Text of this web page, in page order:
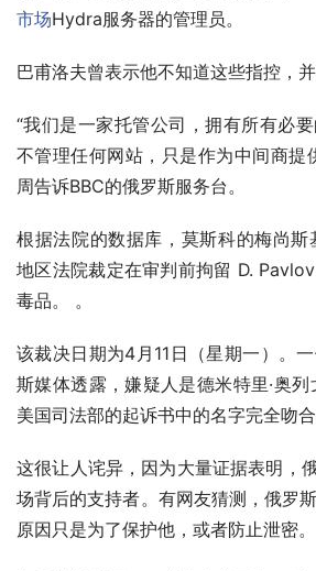
市场Hydra服务器的管理员。
巴甫洛夫曾表示他不知道这些指控，
“我们是一家托管公司，拥有所有必
不管理任何网站，只是作为中间商提
周告诉BBC的俄罗斯服务台。
根据法院的数据库，莫斯科的梅尚斯
地区法院裁定在审判前拘留 D.
毒品。 。
该裁决日期为4月11日（星期一）。
斯媒体透露，嫌疑人是德米特里·奥列
美国司法部的起诉书中的名字完全吻合
这很让人诧异，因为大量证据表明，
场背后的支持者。有网友猜测，俄罗
原因只是为了保护他，或者防止泄密。